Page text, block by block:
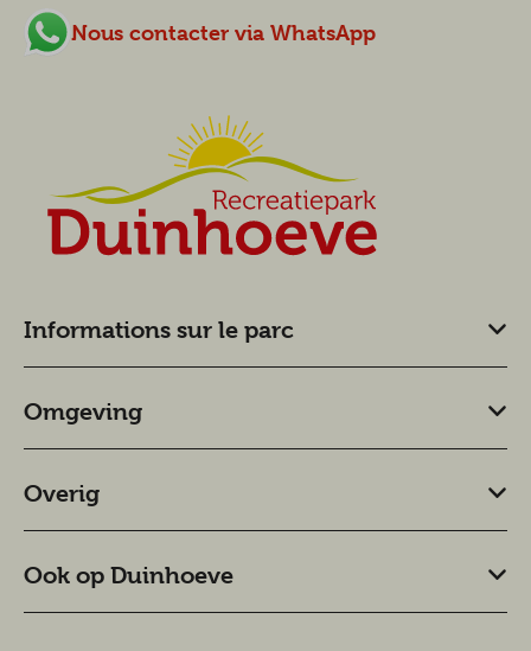
Nous contacter via WhatsApp
Informations sur le parc
Omgeving
Overig
Ook op Duinhoeve